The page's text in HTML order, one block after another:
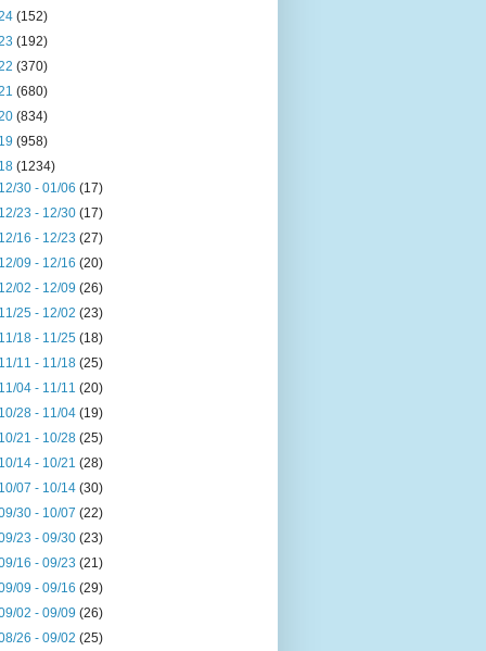
(152)
(192)
(370)
(680)
(834)
(958)
(1234)
30 - 01/06(17)
23 - 12/30(17)
16 - 12/23(27)
09 - 12/16(20)
02 - 12/09(26)
25 - 12/02(23)
18 - 11/25(18)
11 - 11/18(25)
04 - 11/11(20)
28 - 11/04(19)
21 - 10/28(25)
14 - 10/21(28)
07 - 10/14(30)
30 - 10/07(22)
23 - 09/30(23)
16 - 09/23(21)
09 - 09/16(29)
02 - 09/09(26)
26 - 09/02(25)